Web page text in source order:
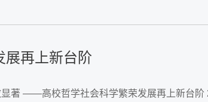
展再上新台阶
著 ——高校哲学社会科学繁荣发展再上新台